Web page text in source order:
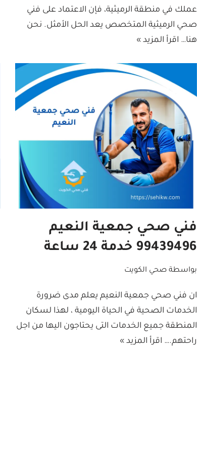
عملك في منطقة الرميثية، فإن الاعتماد على فني
صحي الرميثية المتخصص يعد الحل الأمثل. نحن
هنا… اقرأ المزيد »
فني صحي جمعية النعيم
99439496 خدمة 24 ساعة
بواسطة صحي الكويت
ان فني صحي جمعية النعيم يعلم مدى ضرورة
الخدمات الصحية في الحياة اليومية ، لهذا لسكان
المنطقة جميع الخدمات التى يحتاجون اليها من اجل
راحتهم.… اقرأ المزيد »